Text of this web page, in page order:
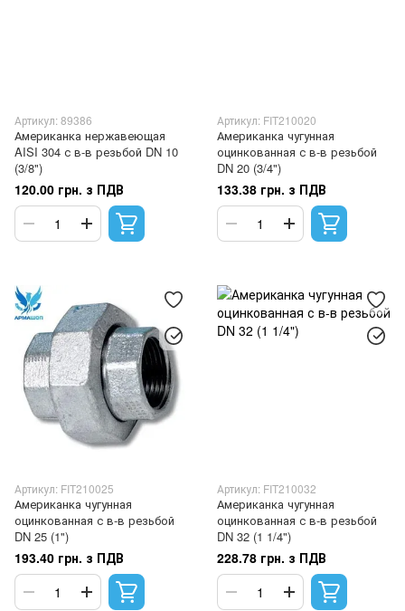
Артикул: 89386
Американка нержавеющая
AISI 304 с в-в резьбой DN 10
(3/8")
120.00 грн. з ПДВ
Артикул: FIT210020
Американка чугунная
оцинкованная с в-в резьбой
DN 20 (3/4")
133.38 грн. з ПДВ
Артикул: FIT210025
Американка чугунная
оцинкованная с в-в резьбой
DN 25 (1")
193.40 грн. з ПДВ
Артикул: FIT210032
Американка чугунная
оцинкованная с в-в резьбой
DN 32 (1 1/4")
228.78 грн. з ПДВ